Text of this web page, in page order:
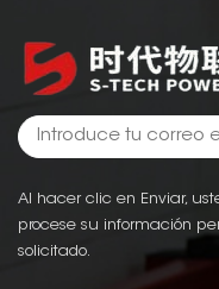
Al hacer clic en Enviar,
procese su información
solicitado.